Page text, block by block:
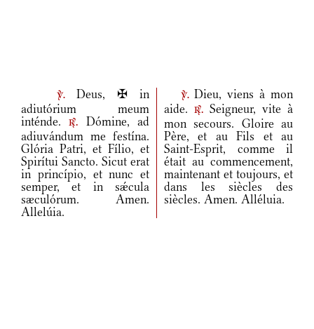
v.Deus, ✠ in
adiutórium meum
inténde.r.
Dómine, ad
adiuvándum me festína.
Glória Patri, et Fílio, et
Spirítui Sancto. Sicut erat
in princípio, et nunc et
semper, et in sǽcula
sæculórum. Amen.
Allelúia.
v.Dieu, viens à mon
aide.
r. Seigneur, vite à
mon secours. Gloire au
Père, et au Fils et au
Saint-Esprit, comme il
était au commencement,
maintenant et toujours, et
dans les siècles des
siècles. Amen. Alléluia.